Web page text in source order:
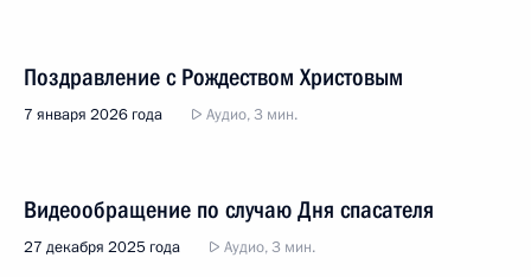
Поздравление с Рождеством Христовым
7 января 2026 года Аудио, 3 мин.
Видеообращение по случаю Дня спасателя
27 декабря 2025 года Аудио, 3 мин.